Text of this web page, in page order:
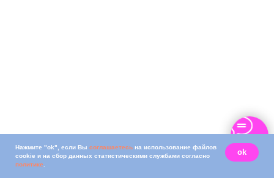
Нажмите "ok", если Вы соглашаетесь на использование файлов
cookie и на сбор данных статистическими службами согласно
политике
ok